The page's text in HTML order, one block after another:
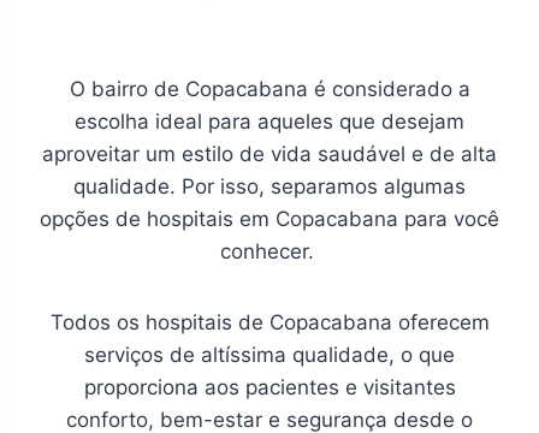
O bairro de Copacabana é considerado a
escolha ideal para aqueles que desejam
aproveitar um estilo de vida saudável e de alta
qualidade. Por isso, separamos algumas
opções de hospitais em Copacabana para você
conhecer.
Todos os hospitais de Copacabana oferecem
serviços de altíssima qualidade, o que
proporciona aos pacientes e visitantes
conforto, bem-estar e segurança desde o